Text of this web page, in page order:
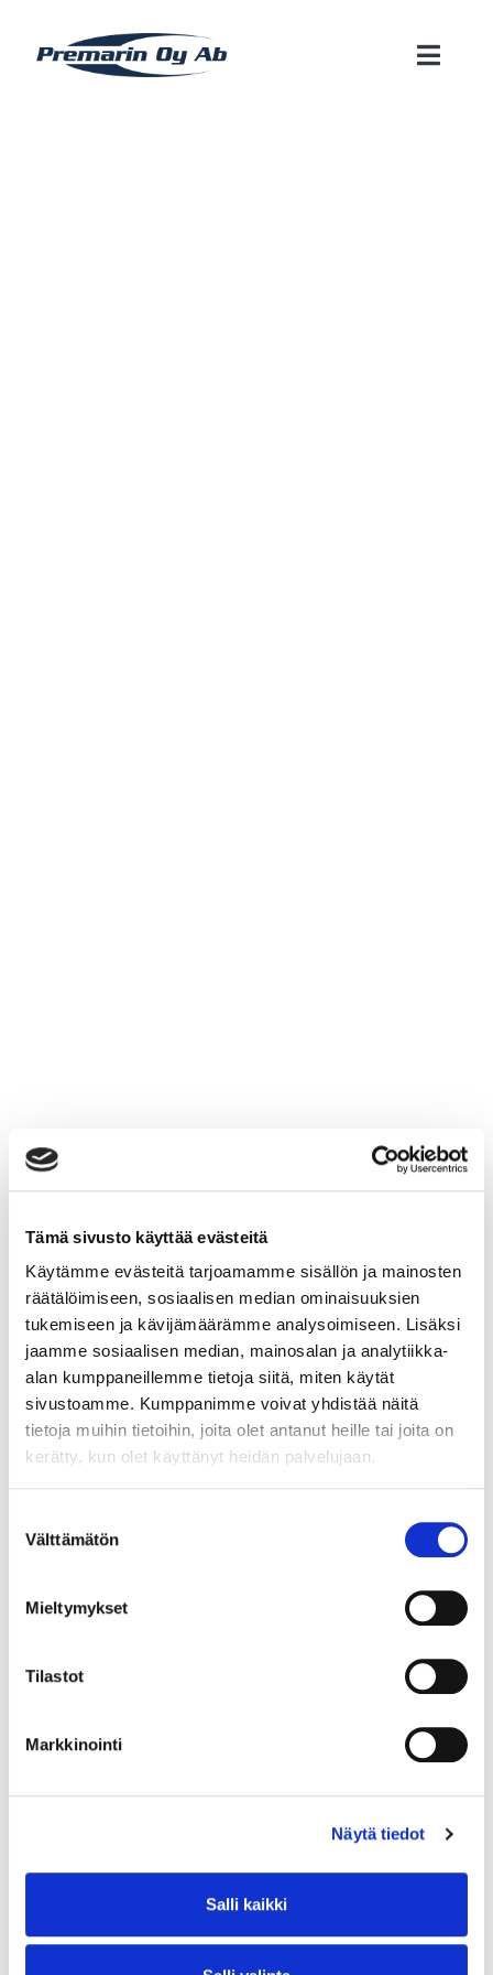
Tämä sivusto käyttää evästeitä
Käytämme evästeitä tarjoamamme sisällön ja mainosten
räätälöimiseen, sosiaalisen median ominaisuuksien
tukemiseen ja kävijämäärämme analysoimiseen. Lisäksi
jaamme sosiaalisen median, mainosalan ja analytiikka-
alan kumppaneillemme tietoja siitä, miten käytät
sivustoamme. Kumppanimme voivat yhdistää näitä
tietoja muihin tietoihin, joita olet antanut heille tai joita on
kerätty, kun olet käyttänyt heidän palvelujaan.
valinta
Välttämätön
Mieltymykset
Tilastot
Markkinointi
Näytä tiedot
Salli kaikki